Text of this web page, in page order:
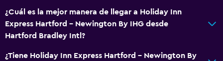
Sala de estar/TV compartida
Salud y seguridad
Limpieza diaria
¿Cuál es la mejor manera de llegar a Holiday Inn
Express Hartford - Newington By IHG desde
Hartford Bradley Intl?
¿Tiene Holiday Inn Express Hartford - Newington By